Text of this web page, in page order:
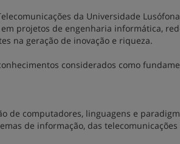
da Universidade Lusófona
projetos de engenharia informática,
na geração de inovação e riqueza.
considerados como
de computadores, linguagens e
de informação, das telecomunicações